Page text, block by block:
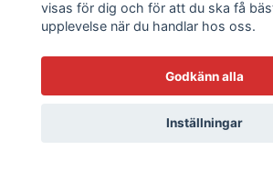
Taktiska
visas för dig och för att du ska få
upplevelse när du handlar hos oss.
Godkänn alla
Inställningar